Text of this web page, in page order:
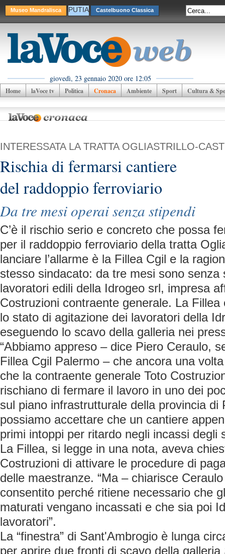
Museo Mandralisca PUTIA Castelbuono Classica
giovedì, 23 gennaio 2020 ore 12:05
Home laVoce tv Politica Cronaca Ambiente Sport Cultura &
INTERESSATA LA TRATTA OGLIASTRILLO-
Rischia di fermarsi cantiere
del raddoppio ferroviario
Da tre mesi operai senza stipendi
C’è il rischio serio e concreto che possa
per il raddoppio ferroviario della tratta
lanciare l’allarme è la Fillea Cgil e la
stesso sindacato: da tre mesi sono senza
lavoratori edili della Idrogeo srl, impresa
Costruzioni contraente generale. La
lo stato di agitazione dei lavoratori della
eseguendo lo scavo della galleria nei
“Abbiamo appreso – dice Piero Ceraulo,
Fillea Cgil Palermo – che ancora una
che la contraente generale Toto
rischiano di fermare il lavoro in uno dei
sul piano infrastrutturale della provincia di
possiamo accettare che un cantiere
primi intoppi per ritardo negli incassi degli
La Fillea, si legge in una nota, aveva
Costruzioni di attivare le procedure di
delle maestranze. “Ma – chiarisce
consentito perché ritiene necessario che
maturati vengano incassati e che sia poi
lavoratori”.
La “finestra” di Sant'Ambrogio è lunga
per aprire due fronti di scavo della galleria